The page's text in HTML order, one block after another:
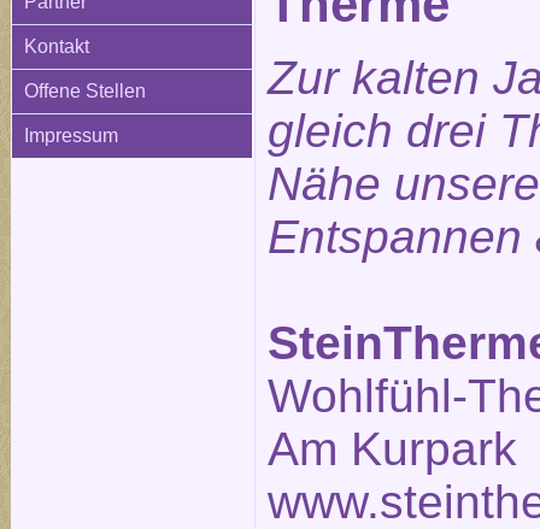
Kontakt
Offene Stellen
Impressum
Zur kalten
gleich drei
Nähe
Entspannen
Wohlfühl-
Am